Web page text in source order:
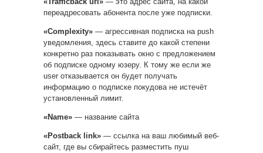
переадресовать абонента после уже подписки.
«Complexity» — агрессивная подписка на push
уведомления, здесь ставите до какой степени
конкретно раз показывать окно с предложением
об подписке одному юзеру. К тому же если же
user отказывается он будет получать
информацию о подписке покудова не истечёт
установленный лимит.
«Name» — название сайта
«Postback link» — ссылка на ваш любимый веб-
сайт, где вы сбирайтесь разместить пуш